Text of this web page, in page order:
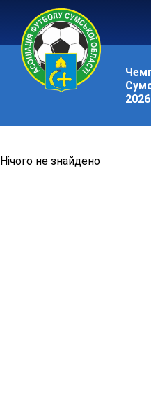
2026
Нiчого не знайдено